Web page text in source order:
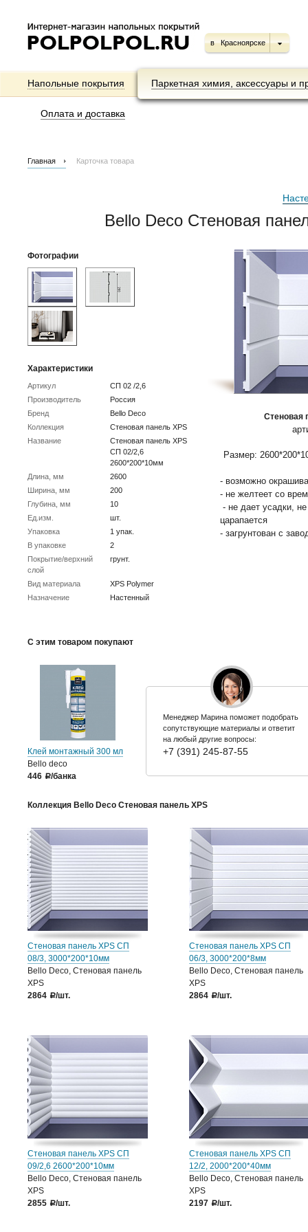
в Красноярске
Напольные покрытия Паркетная химия, аксессуары и
Оплата и доставка
Главная Карточка товара
Bello Deco Стеновая
Фотографии
Характеристики
Артикул
СП 02 /2,6
Производитель
Россия
Бренд
Bello Deco
Коллекция
Стеновая панель XPS
Название
Стеновая панель XPS
СП 02/2,6
2600*200*10мм
Длина, мм
2600
Ширина, мм
200
Глубина, мм
10
Ед.изм.
шт.
Упаковка
1 упак.
В упаковке
2
Покрытие/верхний
слой
грунт.
Вид материала
XPS Polymer
Назначение
Настенный
Стеновая
Размер:
- возможно
- не желтеет со
- не дает усадки,
царапается
- загрунтован с
С этим товаром покупают
Клей монтажный 300 мл
Bello deco
446
a/банка
Менеджер Марина поможет подобрать
сопутствующие материалы и ответит
на любый другие вопросы:
+7 (391) 245-87-55
Коллекция Bello Deco Стеновая панель XPS
Стеновая панель XPS СП
08/3, 3000*200*10мм
Bello Deco, Стеновая панель
XPS
2864
a/шт.
Стеновая панель XPS СП
06/3, 3000*200*8мм
Bello Deco, Стеновая панель
XPS
2864
a/шт.
Стеновая панель XPS СП
09/2,6 2600*200*10мм
Bello Deco, Стеновая панель
XPS
2855
a/шт.
Стеновая панель XPS СП
12/2, 2000*200*40мм
Bello Deco, Стеновая панель
XPS
2197
a/шт.